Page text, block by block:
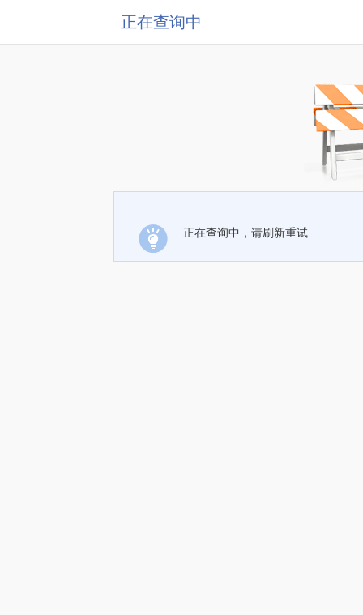
正在查询中
正在查询中，请刷新重试